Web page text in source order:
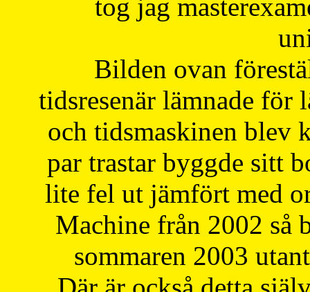
tog jag
Bilden ovan
tidsresenär lämnade för
och tidsmaskinen blev
par trastar byggde sitt
lite fel ut jämfört med
Machine från 2002 så
sommaren 2003